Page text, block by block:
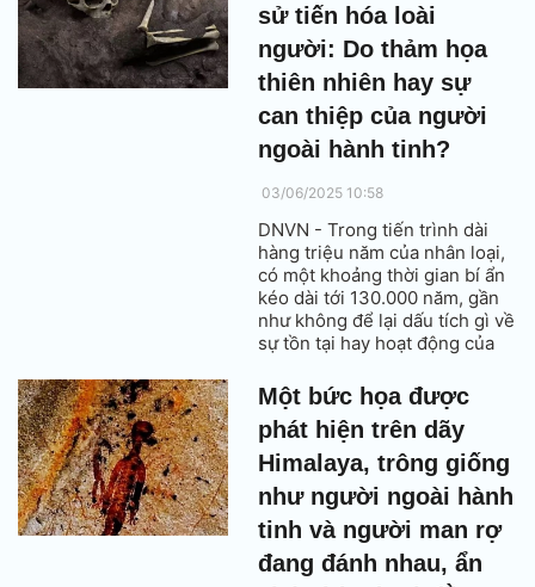
sử tiến hóa loài
người: Do thảm họa
thiên nhiên hay sự
can thiệp của người
ngoài hành tinh?
03/06/2025 10:58
DNVN - Trong tiến trình dài
hàng triệu năm của nhân loại,
có một khoảng thời gian bí ẩn
kéo dài tới 130.000 năm, gần
như không để lại dấu tích gì về
sự tồn tại hay hoạt động của
gọi đây là “lỗi hóa thạch”, một
lỗ hổng lớn trong hồ sơ tiến
hóa, và cho đến nay vẫn chưa
có lời giải thích thuyết phục.
Một bức họa được
phát hiện trên dãy
Himalaya, trông giống
như người ngoài hành
tinh và người man rợ
đang đánh nhau, ẩn